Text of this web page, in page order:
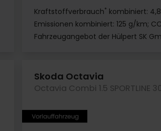
Kraftstoffverbrauch* kombiniert:
Emissionen kombiniert: 125 g/km;
Fahrzeugangebot der Hülpert SK
Skoda Octavia